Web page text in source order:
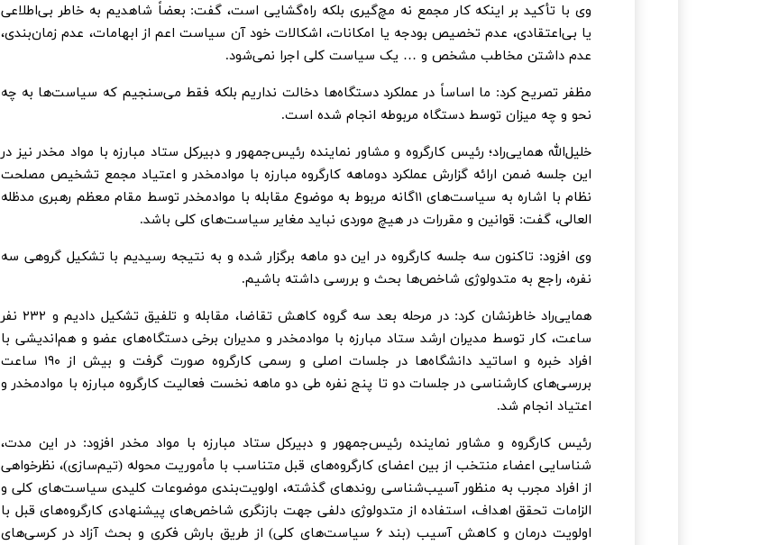
وی با تأکید بر اینکه کار مجمع نه مچ‌گیری بلکه راه‌گشایی است، گفت: بعضاً شاهدیم به خاطر بی‌اطلاعی
یا بی‌اعتقادی، عدم تخصیص بودجه یا امکانات، اشکالات خود آن سیاست اعم از ابهامات، عدم زمان‌بندی،
عدم داشتن مخاطب مشخص و … یک سیاست کلی اجرا نمی‌شود.
مظفر تصریح کرد: ما اساساً در عملکرد دستگاه‌ها دخالت نداریم بلکه فقط می‌سنجیم که سیاست‌ها به چه
نحو و چه میزان توسط دستگاه مربوطه انجام شده است.
خلیل‌الله همایی‌راد؛ رئیس کارگروه و مشاور نماینده رئیس‌جمهور و دبیرکل ستاد مبارزه با مواد مخدر نیز در
این جلسه ضمن ارائه گزارش عملکرد دوماهه کارگروه مبارزه با موادمخدر و اعتیاد مجمع تشخیص مصلحت
نظام با اشاره به سیاست‌های ۱۱گانه مربوط به موضوع مقابله با موادمخدر توسط مقام معظم رهبری مدظله
العالی، گفت: قوانین و مقررات در هیچ موردی نباید مغایر سیاست‌های کلی باشد.
وی افزود: تاکنون سه جلسه کارگروه در این دو ماهه برگزار شده و به نتیجه رسیدیم با تشکیل گروهی سه
نفره، راجع به متدولوژی شاخص‌ها بحث و بررسی داشته باشیم.
همایی‌راد خاطرنشان کرد: در مرحله بعد سه گروه کاهش تقاضا، مقابله و تلفیق تشکیل دادیم و ۲۳۲ نفر
ساعت، کار توسط مدیران ارشد ستاد مبارزه با موادمخدر و مدیران برخی دستگاه‌های عضو و هم‌اندیشی با
افراد خبره و اساتید دانشگاه‌ها در جلسات اصلی و رسمی کارگروه صورت گرفت و بیش از ۱۹۰ ساعت
بررسی‌های کارشناسی در جلسات دو تا پنج نفره طی دو ماهه نخست فعالیت کارگروه مبارزه با موادمخدر و
اعتیاد انجام شد.
رئیس کارگروه و مشاور نماینده رئیس‌جمهور و دبیرکل ستاد مبارزه با مواد مخدر افزود: در این مدت،
شناسایی اعضاء منتخب از بین اعضای کارگروه‌های قبل متناسب با مأموریت محوله (تیم‌سازی)، نظرخواهی
از افراد مجرب به منظور آسیب‌شناسی روندهای گذشته، اولویت‌بندی موضوعات کلیدی سیاست‌های کلی و
الزامات تحقق اهداف، استفاده از متدولوژی دلفی جهت بازنگری شاخص‌های پیشنهادی کارگروه‌های قبل با
اولویت درمان و کاهش آسیب (بند ۶ سیاست‌های کلی) از طریق بارش فکری و بحث آزاد در کرسی‌های